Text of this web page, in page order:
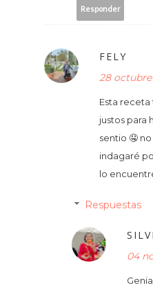
Responder
FELY
28 octubre
Esta
justos para
sentio 🤤
indagaré
lo
Respuestas
04